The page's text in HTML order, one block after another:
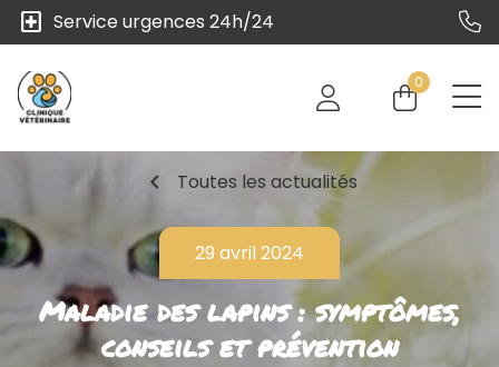
local_hospital Service urgences 24h/24
0
chevron_left Toutes les actualités
29 avril 2024
Maladie des lapins : symptômes,
conseils et prévention